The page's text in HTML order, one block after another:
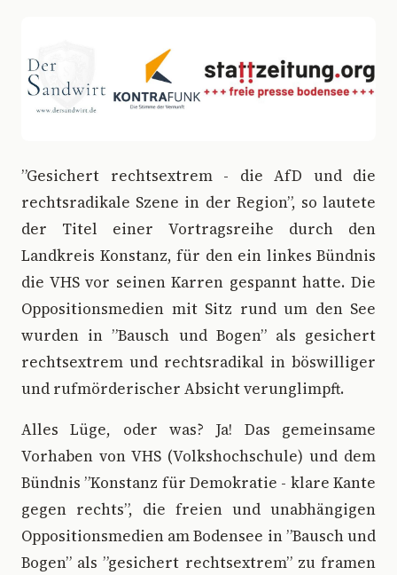
”Gesichert rechtsextrem - die AfD und die
rechtsradikale Szene in der Region”, so lautete
der Titel einer Vortragsreihe durch den
Landkreis Konstanz, für den ein linkes Bündnis
die VHS vor seinen Karren gespannt hatte. Die
Oppositionsmedien mit Sitz rund um den See
wurden in ”Bausch und Bogen” als gesichert
rechtsextrem und rechtsradikal in böswilliger
und rufmörderischer Absicht verunglimpft.
Alles Lüge, oder was? Ja! Das gemeinsame
Vorhaben von VHS (Volkshochschule) und dem
Bündnis ”Konstanz für Demokratie - klare Kante
gegen rechts”, die freien und unabhängigen
Oppositionsmedien am Bodensee in ”Bausch und
Bogen” als ”gesichert rechtsextrem” zu framen